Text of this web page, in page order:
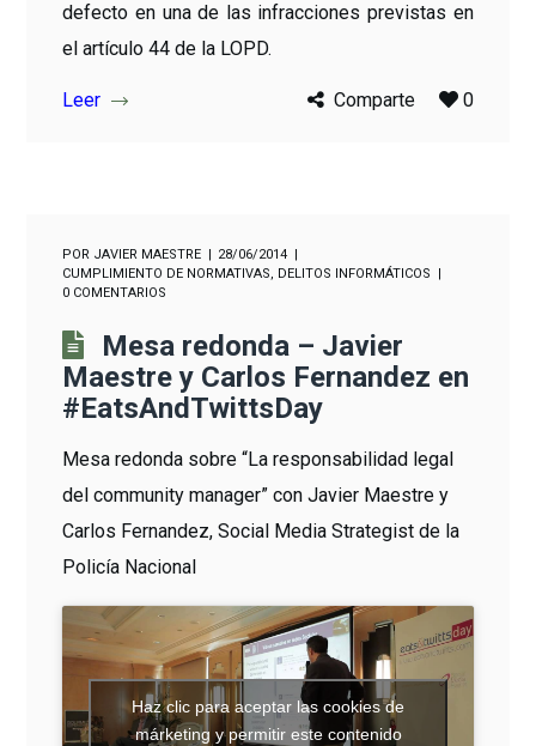
defecto en una de las infracciones previstas en
el artículo 44 de la LOPD.
Leer Comparte 0
POR JAVIER MAESTRE
28/06/2014
CUMPLIMIENTO DE NORMATIVAS, DELITOS INFORMÁTICOS
0 COMENTARIOS
Mesa redonda – Javier
Maestre y Carlos Fernandez en
#EatsAndTwittsDay
Mesa redonda sobre “La responsabilidad legal
del community manager” con Javier Maestre y
Carlos Fernandez, Social Media Strategist de la
Policía Nacional
Haz clic para aceptar las cookies de
márketing y permitir este contenido